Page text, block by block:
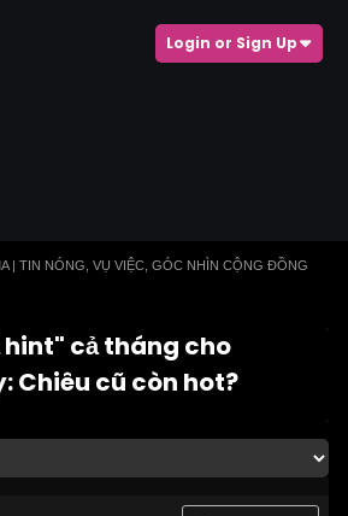
Login or Sign Up
| TIN NÓNG, VỤ VIỆC, GÓC NHÌN CỘNG ĐỒNG
hint" cả tháng cho
Chiêu cũ còn hot?